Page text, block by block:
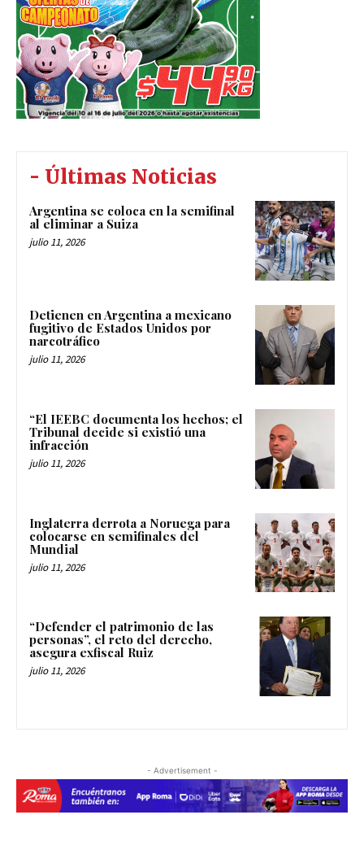
- Últimas Noticias
Argentina se coloca en la semifinal
al eliminar a Suiza
julio 11, 2026
Detienen en Argentina a mexicano
fugitivo de Estados Unidos por
narcotráfico
julio 11, 2026
“El IEEBC documenta los hechos; el
Tribunal decide si existió una
infracción
julio 11, 2026
Inglaterra derrota a Noruega para
colocarse en semifinales del
Mundial
julio 11, 2026
“Defender el patrimonio de las
personas”, el reto del derecho,
asegura exfiscal Ruiz
julio 11, 2026
- Advertisement -